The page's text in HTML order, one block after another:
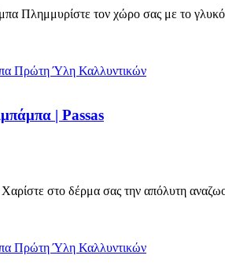
Πλημμυρίστε τον χώρο σας με το
| Passas
στο δέρμα σας την απόλυτη